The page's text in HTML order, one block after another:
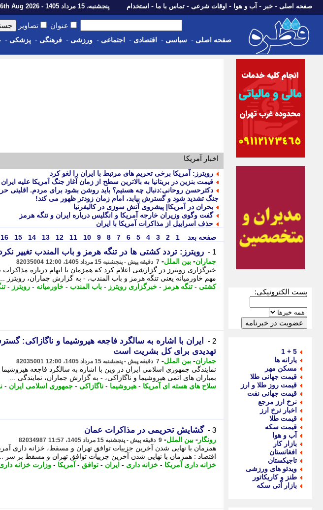
صفحه اصلی - خبر - آب و هوا - اوقات شرعی - تماس با ما - استخدام پنجشنبه، 15 مرداد 1405 - Thu, 06th Aug 2026
عنوان تصاویر
صفحه اصلی - سیاسی - اقتصادی - اجتماعی - ورزشی - فرهنگی - پزشکی -
پست الکترونیکی:
5 + 1
یارانه ها
مسکن مهر
قیمت جهانی طلا
قیمت روز طلا و ارز
قیمت جهانی نفت
نرخ ارز مرجع
اخبار نرخ ارز
قیمت طلا
قیمت سکه
آب و هوا
بازار کار
افغانستان
تاجیکستان
ویدئو های ورزشی
طنز و کاریکاتور
بازار آتی سکه
اخبار آمریکا
رویترز: آمریکا برخی تحریم های مرتبط با ایران را لغو کرد
قیمت بنزین در بریتانیا به بالاترین سطح از زمان آغاز جنگ آمریکا علیه
دکترحسن روحانی:دنبال چه هستیم؟ باید روشن بشود برای مردم. اقلیتی
جنگ تشدید شود و گسترش بیابد، امام زمان زودتر ظهور می کند!
بحران در آمریکا| پیشروی آتش سوزی در کالیفرنیا
گفت وگوی وزیران خارجه آمریکا و انگلیس درباره ایران و تنگه هرمز
حذف اسراییل از مذاکرات آمریکا با ایران
صفحه بعد
1
2
3
4
5
6
7
8
9
10
11
12
13
14
15
16
1 - رویترز: تردد کشتی ها در تنگه هرمز و باب المندب تغییر
جماران- بین الملل- 7 دقیقه پیش - پنجشنبه 15 مرداد 1405، 12:00 82035004
مهم خاورمیانه یعنی تنگه هرمز و باب المندب، - به گزارش جماران، رویترز ...
کشتی - تنگه هرمز - خبرگزاری رویترز - باب المندب - خاورمیانه - رویترز -
2 -
ایران با اشاره به سالگرد فاجعه هیروشیما و ناگازاکی:
تهدیدی برای کل بشریت است
جماران- بین الملل- 7 دقیقه پیش - پنجشنبه 15 مرداد 1405، 12:00 82035001
نمایندگی جمهوری اسلامی ایران در وین با اشاره به سالگرد فاجعه
بمباران های اتمی هیروشیما و ناگازاکی، - به گزارش جماران، نمایندگی ...
سلاح های هسته ای آمریکا - هیروشیما - ناگازاکی - جمهوری اسلامی ایران -
3 - گشایش تحریمی در مذاکرات عمان
رونگار - بین الملل- 9 دقیقه پیش - پنجشنبه 15 مرداد 1405، 11:57 82034987
همزمان با نهایی شدن آخرین جزییات توافق تهران و مسقط، خزانه داری
اقتصاد : همزمان با نهایی شدن آخرین جزییات توافق تهران و مسقط بر سر ...
خزانه داری آمریکا - خزانه داری - ایران - توافق - آمریکا - وزارت خزانه